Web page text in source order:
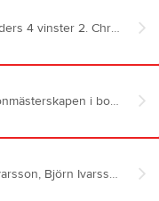
Dagens resultat från ett somrigt Rävhagen. 1. Björn, Tord, Anders 4 vinster 2. Christer, Lasse H, Janne 3 vinster + 14 3. Birgit, Dagge, Boa 3 vinster + 8 4, Karin, Ulla, Matte 3 vinster+ 4 5. Anki, Magnus, Kenta 6. Cattis, Lasse P, Bobo
I dag så åkte 9 muldespelare norrut till Bro för att spela regionmästerskapen i boule. De tre lagen med Birgit Persson, Mats Funck och Anders Hedlund. Boa Johansson, Olof Bäckström, Janne Larsson Anki Lindström, Cattis Sundqvist, Magnus Sundqvist. Lag Birgit lyckades inte ta sig vidare från gruppspelet. Lag Boa tog sig vidare och slutade på en 5:e plats Och bäst av alla var lag Anki som spelade en bra final men fick se sig besegrade, och hamnade på en fin andra plats, Bra och roligt och rackarns så varmt i Bro. Nu laddar vi om inför Månadsboule i morgon i Rävhagen.
Dagens KM reultat i boule från ett soligt Rävhagen. 1. Karin Ivarsson, Björn Ivarsson, Lars Hallberg 2. Boa Johansson, Dag Karlsson, Lars Porselius 3. Ulla Söderblom, Barbro Lindblom, Tord Torsson 4. Anki Lindström, Cattis Sundqvist, Magnus Sundqvist 5. Birgit Persson, Anders Hedlund, Mats Funck